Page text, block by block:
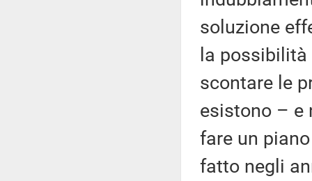
soluzione
la
scontare le
esistono – e
fare un
fatto negli